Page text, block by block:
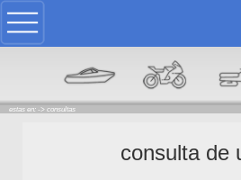
estas en: -> consultas
consulta de